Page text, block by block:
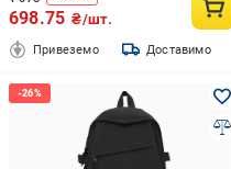
698.75 ₴/шт.
Привеземо Доставимо